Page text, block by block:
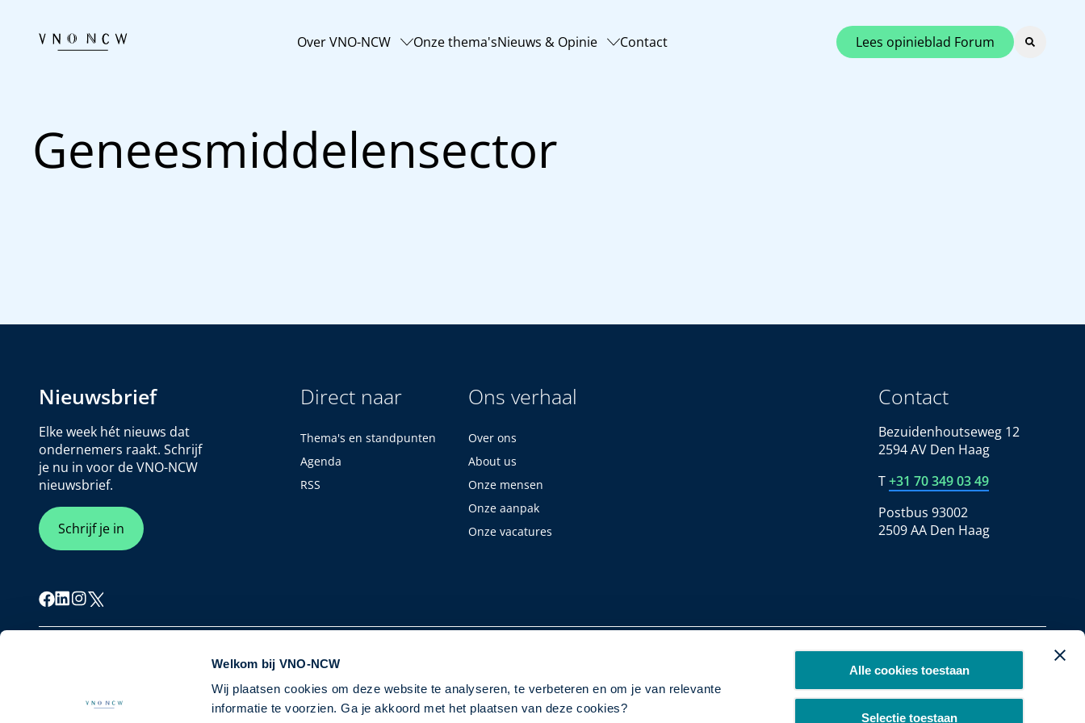
Welkom bij VNO-NCW
Wij plaatsen cookies om deze website te analyseren, te verbeteren en om je van relevante
informatie te voorzien. Ga je akkoord met het plaatsen van deze cookies?
Alle cookies toestaan
Selectie toestaan
Over VNO-NCW Onze thema'sNieuws & Opinie Contact Lees opinieblad Forum
Geneesmiddelensector
Nieuwsbrief
Elke week hét nieuws dat
ondernemers raakt. Schrijf
je nu in voor de VNO-NCW
nieuwsbrief.
Schrijf je in
Direct naar
Thema's en standpunten
Agenda
RSS
Ons verhaal
Over ons
About us
Onze mensen
Onze aanpak
Onze vacatures
Contact
Bezuidenhoutseweg 12
2594 AV Den Haag
T+31 70 349 03 49
Postbus 93002
2509 AA Den Haag
Privacybeleid Disclaimer Copyright 2026